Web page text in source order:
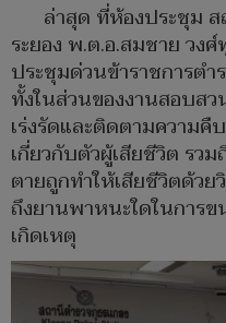
ล่าสุด ที่ห้องประชุม
ระยอง พ.ต.อ.สมชาย วง
ประชุมด่วนข้าราชการต
ทั้งในส่วนของงานสอบส
เร่งรัดและติดตามความ
เกี่ยวกับตัวผู้เสียชีวิต รว
ตายถูกทำให้เสียชีวิตด้วย
ถึงยานพาหนะใดในการ
เกิดเหตุ